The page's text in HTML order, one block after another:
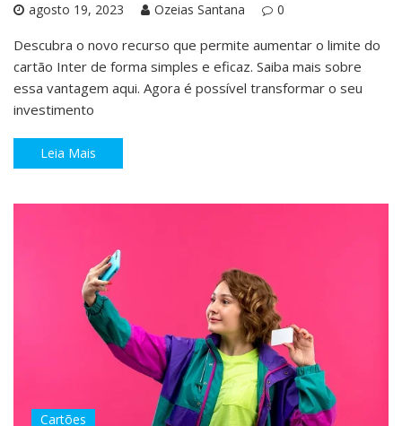
agosto 19, 2023 Ozeias Santana 0
Descubra o novo recurso que permite aumentar o limite do
cartão Inter de forma simples e eficaz. Saiba mais sobre
essa vantagem aqui. Agora é possível transformar o seu
investimento
Leia Mais
Cartões